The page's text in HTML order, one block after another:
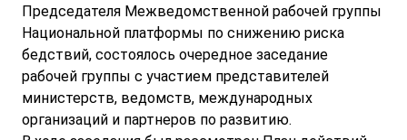
Председателя Межведомственной рабочей группы
Национальной платформы по снижению риска
бедствий, состоялось очередное заседание
рабочей группы с участием представителей
министерств, ведомств, международных
организаций и партнеров по развитию.